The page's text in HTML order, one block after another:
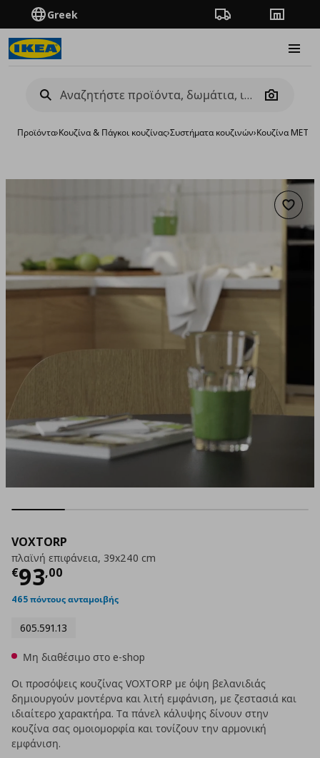
Greek Πορεία παραγγελίας
Camera
Προϊόντα›Κουζίνα & Πάγκοι κουζίνας›Συστήματα κουζινών›Κουζίνα
VOXTORP
πλαϊνή επιφάνεια, 39x240 cm
€93,00
Τρέχουσα τιμή
465 πόντους ανταμοιβής
605.591.13
Μη διαθέσιμο στο e-shop
Οι προσόψεις κουζίνας VOXTORP με όψη βελανιδιάς
δημιουργούν μοντέρνα και λιτή εμφάνιση, με ζεστασιά και
ιδιαίτερο χαρακτήρα. Τα πάνελ κάλυψης δίνουν στην
κουζίνα σας ομοιομορφία και τονίζουν την αρμονική
εμφάνιση.